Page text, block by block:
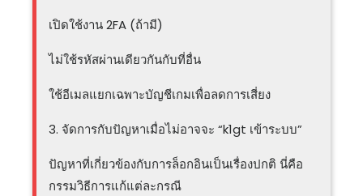
เปิดใช้งาน 2FA (ถ้ามี)
ไม่ใช้รหัสผ่านเดียวกันกับที่อื่น
ใช้อีเมลแยกเฉพาะบัญชีเกมเพื่อลดการเสี่ยง
3. จัดการกับปัญหาเมื่อไม่อาจจะ “k1gt เข้าระบบ”
ปัญหาที่เกี่ยวข้องกับการล็อกอินเป็นเรื่องปกติ นี่คือ
กรรมวิธีการแก้แต่ละกรณี